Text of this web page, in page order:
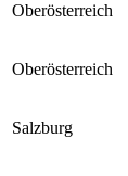
Oberösterreich
Oberösterreich
Salzburg